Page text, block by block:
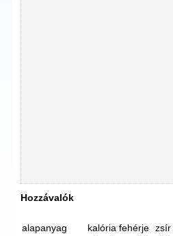
Hozzávalók
alapanyag
kalória fehérje zsír